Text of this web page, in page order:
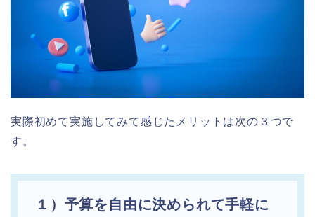
実際初めて実施してみて感じたメリットは次の３つで
す。
１）予算を自由に決められて手軽に